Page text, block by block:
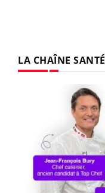
LA CHAÎNE SANTÉ